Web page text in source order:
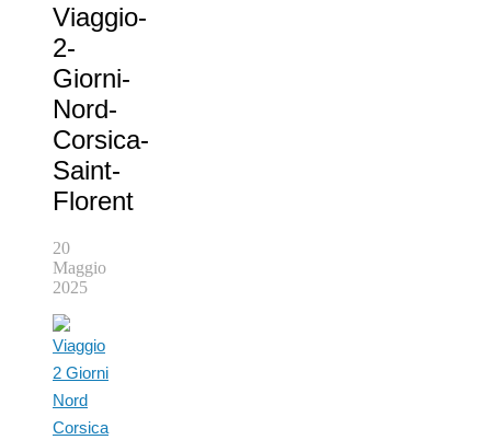
Viaggio-
2-
Giorni-
Nord-
Corsica-
Saint-
Florent
20
Maggio
2025